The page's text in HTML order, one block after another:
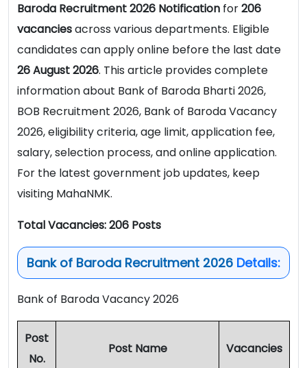
Baroda Recruitment 2026 Notification for206
vacanciesacross various departments. Eligible
candidates can apply online before the last date
26 August 2026. This article provides complete
information about Bank of Baroda Bharti 2026,
BOB Recruitment 2026, Bank of Baroda Vacancy
2026, eligibility criteria, age limit, application fee,
salary, selection process, and online application.
For the latest government job updates, keep
visiting MahaNMK.
Total Vacancies: 206 Posts
Bank of Baroda Recruitment 2026 Details:
Bank of Baroda Vacancy 2026
Post
No.
Post Name Vacancies